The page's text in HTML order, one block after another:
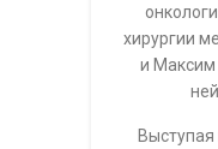
хирургии
и Максим